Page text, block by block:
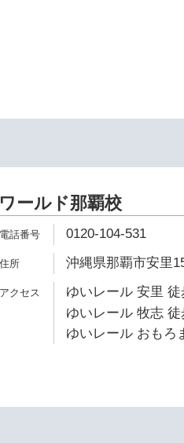
ワールド那覇校
0120-104-531
沖縄県那覇市安里
ゆいレール 安里 徒
ゆいレール 牧志 徒
ゆいレール おもろ